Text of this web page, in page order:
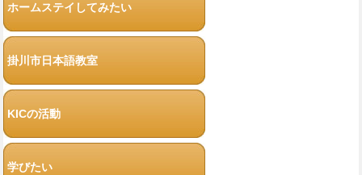
ホームステイしてみたい
掛川市日本語教室
KICの活動
学びたい